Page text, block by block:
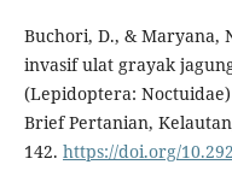
Buchori, D., & Maryana,
invasif ulat grayak
(Lepidoptera:
Brief Pertanian,
142. https://doi.org/